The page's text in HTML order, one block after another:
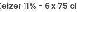
11% - 6 x 75 cl